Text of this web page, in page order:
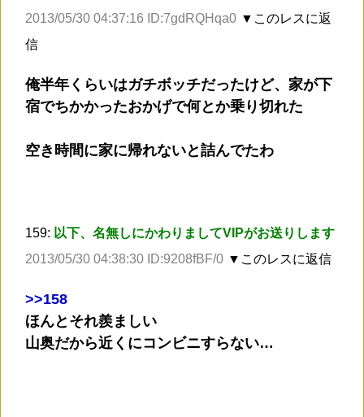
2013/05/30 04:37:16 ID:7gdRQHqa0 ▼このレスに返
信
俺半年くらいはガチボッチだったけど、家が下
宿でちかかったおかげで何とか乗り切れた
空き時間に家に帰れないと詰んでたわ
159: 以下、名無しにかわりましてVIPがお送りします
2013/05/30 04:38:30 ID:9208fBF/0 ▼このレスに返信
>>158
ほんとそれ羨ましい
山奥だから近くにコンビニすらない…